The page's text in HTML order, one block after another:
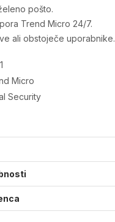
pošto.
Trend Micro 24/7.
ali obstoječe uporabnike.
Micro
Security